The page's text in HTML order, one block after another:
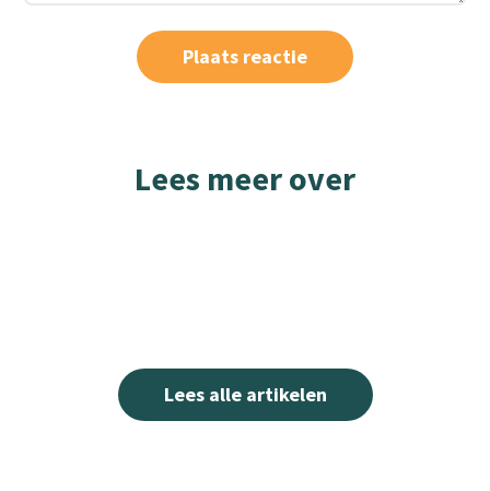
Lees meer over
Lees alle artikelen